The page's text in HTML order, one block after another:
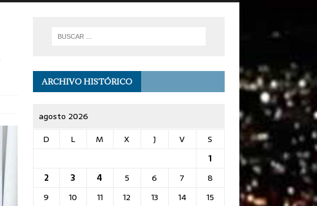
ARCHIVO HISTÓRICO
agosto 2026
D
L M X J V
S
1
2
3 4 5 6 7
8
9
10 11 12 13 14
15